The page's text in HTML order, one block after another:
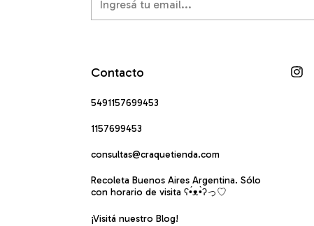
Contacto
5491157699453
1157699453
consultas@craquetienda.com
Recoleta Buenos Aires Argentina. Sólo
con horario de visita ʕ•́ᴥ•̀ʔっ♡
¡Visitá nuestro Blog!